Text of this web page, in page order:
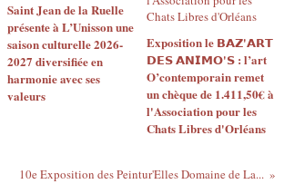
Saint Jean de la Ruelle
présente à L’Unisson une
saison culturelle 2026-
2027 diversifiée en
harmonie avec ses
valeurs
Exposition le 𝗕𝗔𝗭'𝗔𝗥𝗧
𝗗𝗘𝗦 𝗔𝗡𝗜𝗠𝗢'𝗦 : l’art
O’contemporain remet
un chèque de 1.411,50€ à
l'Association pour les
Chats Libres d'Orléans
10e Exposition des Peintur'Elles Domaine de La...